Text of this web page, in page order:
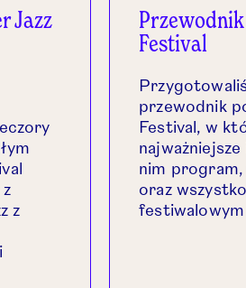
Jazz
z
Festival
przewodnik
Festival, w
nim program,
oraz